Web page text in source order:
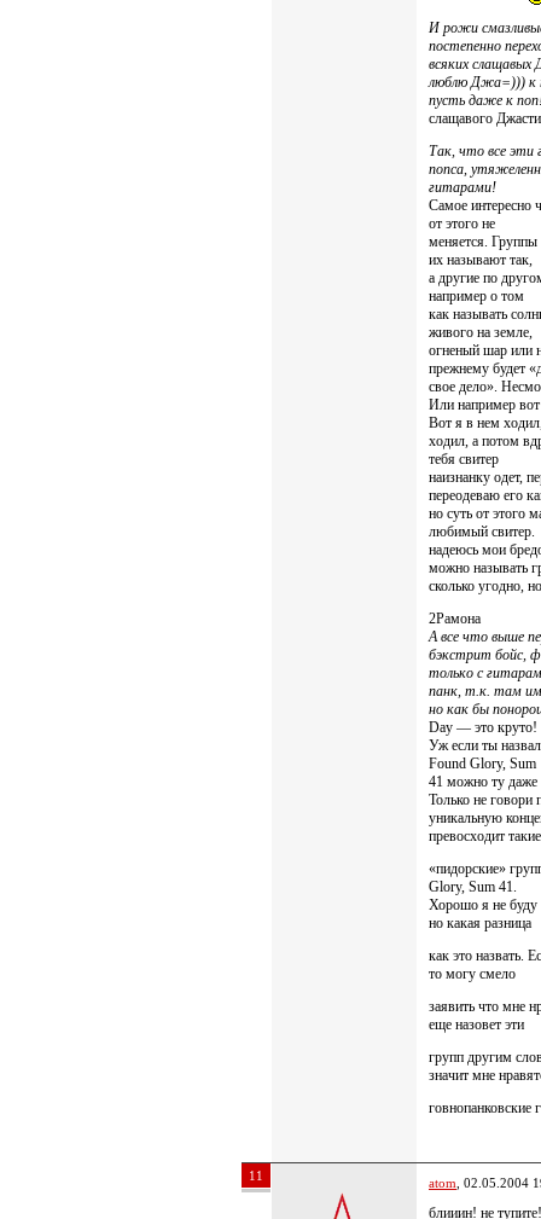
И рожи
постепенно
всяких
люблю Джа=))) к
пусть даже к
слащавого
Так, что все эти
попса,
гитарами!
Самое интересно
от этого не
меняется. Группы
их называют так,
а другие по
например о том
как называть
живого на земле,
огненый шар или
прежнему будет
свое дело».
Или например вот
Вот я в нем
ходил, а потом
тебя свитер
наизнанку одет,
переодеваю его
но суть от этого
любимый свитер.
надеюсь мои
можно называть
сколько угодно,
2Рамона
А все что выше
бэкстрит бойс,
только с
панк, т.к. там
но как бы
Day — это
Уж если ты
Found Glory, Sum
41 можно ту даже
Только не говори
уникальную
превосходит такие
«пидорские»
Glory, Sum 41.
Хорошо я не буду
но какая разница
как это назвать.
то могу смело
заявить что мне
еще назовет эти
групп другим
значит мне
говнопанковские
11 atom , 02.05.2004
блииин! не